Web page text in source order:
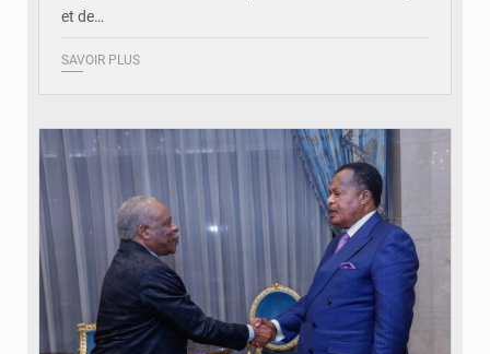
et de…
SAVOIR PLUS